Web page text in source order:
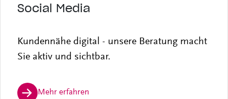
Social Media
Kundennähe digital - unsere Beratung macht
Sie aktiv und sichtbar.
Mehr erfahren